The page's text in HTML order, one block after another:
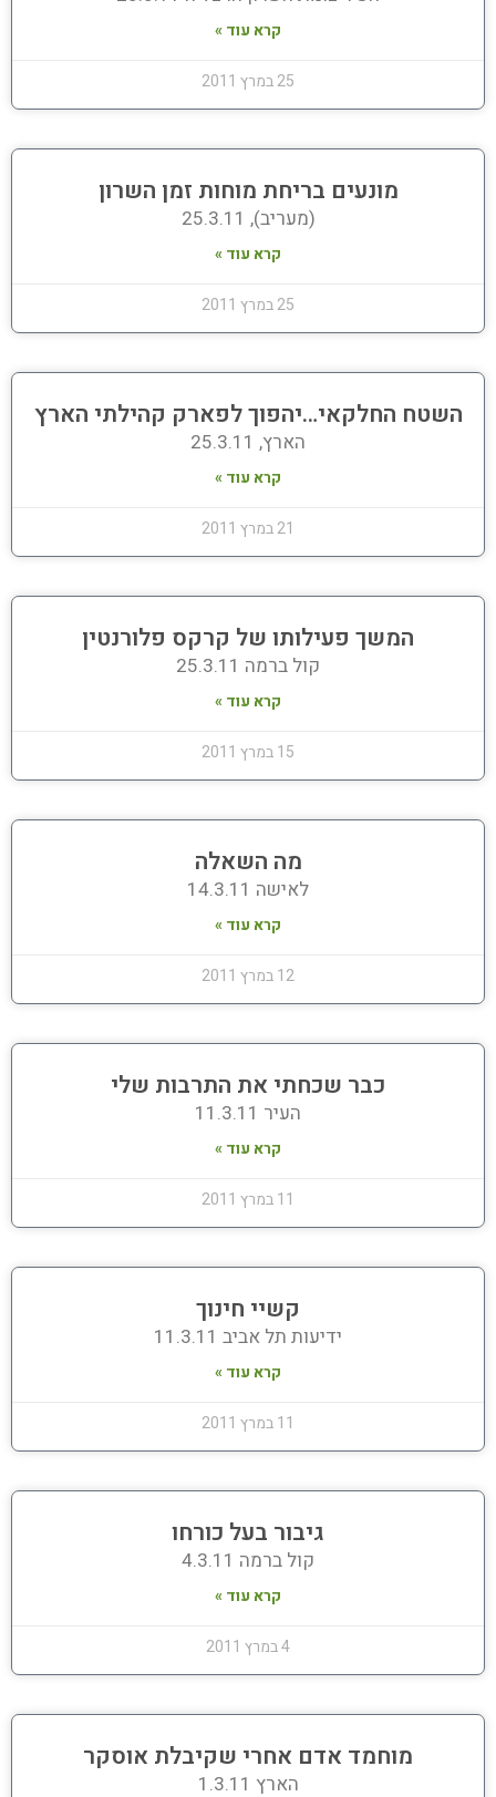
קרא עוד »
25 במרץ 2011
מונעים בריחת מוחות זמן השרון
(מעריב), 25.3.11
קרא עוד »
25 במרץ 2011
השטח החלקאי…יהפוך לפארק קהילתי הארץ
הארץ, 25.3.11
קרא עוד »
21 במרץ 2011
המשך פעילותו של קרקס פלורנטין
קול ברמה 25.3.11
קרא עוד »
15 במרץ 2011
מה השאלה
לאישה 14.3.11
קרא עוד »
12 במרץ 2011
כבר שכחתי את התרבות שלי
העיר 11.3.11
קרא עוד »
11 במרץ 2011
קשיי חינוך
ידיעות תל אביב 11.3.11
קרא עוד »
11 במרץ 2011
גיבור בעל כורחו
קול ברמה 4.3.11
קרא עוד »
4 במרץ 2011
מוחמד אדם אחרי שקיבלת אוסקר
הארץ 1.3.11